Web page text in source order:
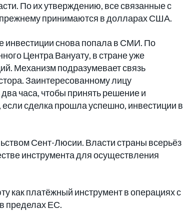
По их утверждению, все связанные с
принимаются в долларах США.
инвестиции снова попала в СМИ. По
Центра Вануату, в стране уже
Механизм подразумевает связь
Заинтересованному лицу
часа, чтобы принять решение и
сделка прошла успешно, инвестиции в
Сент-Люсии. Власти страны всерьёз
инструмента для осуществления
как платёжный инструмент в операциях с
пределах ЕС.